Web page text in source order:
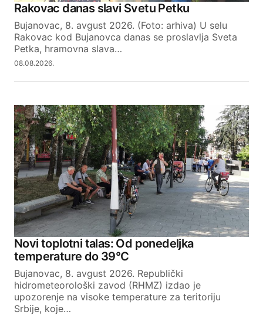
Your E-mail
Rakovac danas slavi Svetu Petku
Bujanovac, 8. avgust 2026. (Foto: arhiva) U selu
Rakovac kod Bujanovca danas se proslavlja Sveta
Petka, hramovna slava…
08.08.2026.
Novi toplotni talas: Od ponedeljka
temperature do 39°C
Bujanovac, 8. avgust 2026. Republički
hidrometeorološki zavod (RHMZ) izdao je
upozorenje na visoke temperature za teritoriju
Srbije, koje…